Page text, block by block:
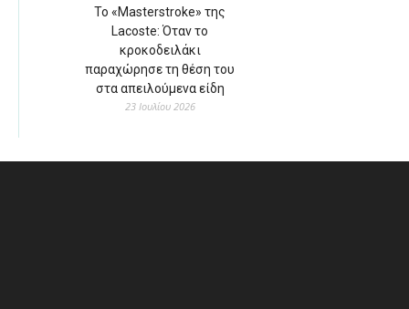
Το «Masterstroke» της
Lacoste: Όταν το
κροκοδειλάκι
παραχώρησε τη θέση του
στα απειλούμενα είδη
23 Ιουλίου 2026